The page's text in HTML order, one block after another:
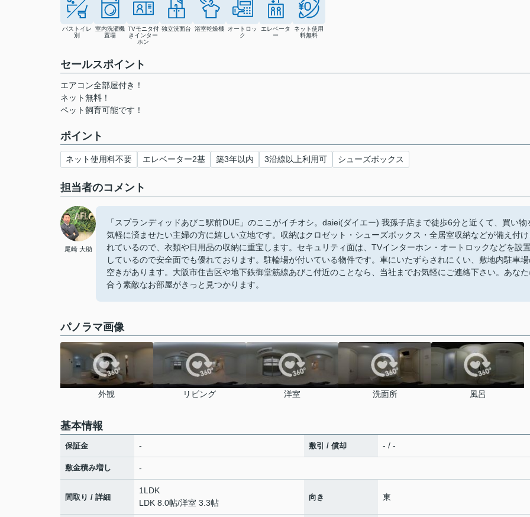
バストイレ
別
室内洗濯機
置場
TVモニタ付
きインター
ホン
独立洗面台 浴室乾燥機
オートロッ
ク
エレベータ
ー
ネット使用
料無料
セールスポイント
エアコン全部屋付き！
ネット無料！
ペット飼育可能です！
ポイント
ネット使用料不要 エレベーター2基 築3年以内 3沿線以上利用可 シューズボックス
担当者のコメント
尾崎 大助
「スプランディッドあびこ駅前DUE」のここがイチオシ。daiei(ダイエー) 我孫子店まで徒歩6分と近くて、買い物
気軽に済ませたい主婦の方に嬉しい立地です。収納はクロゼット・シューズボックス・全居室収納などが備え付け
れているので、衣類や日用品の収納に重宝します。セキュリティ面は、TVインターホン・オートロックなどを設
しているので安全面でも優れております。駐輪場が付いている物件です。車にいたずらされにくい、敷地内駐車
空きがあります。大阪市住吉区や地下鉄御堂筋線あびこ付近のことなら、当社までお気軽にご連絡下さい。あなた
合う素敵なお部屋がきっと見つかります。
パノラマ画像
外観 リビング 洋室 洗面所 風呂
基本情報
保証金 - 敷引 / 償却 - / -
敷金積み増し -
間取り / 詳細
1LDK
LDK 8.0帖/洋室 3.3帖
向き 東